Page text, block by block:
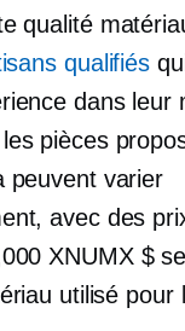
qualité
qualifiés
dans leur
pièces
peuvent varier
avec des
XNUMX $
utilisé pour